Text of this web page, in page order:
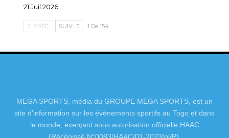
21 Juil 2026
PRÉC. SUIV. 1 De 154
MEGA SPORTS, média du GROUPE MEGA SPORTS, est un
site d’information sur les événements sportifs au Togo et dans
le monde, exerçant sous autorisation officielle HAAC